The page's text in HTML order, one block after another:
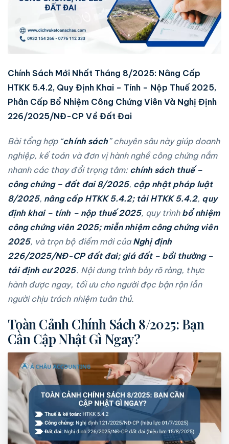
Chính Sách Mới Nhất Tháng 8/2025: Nâng Cấp
HTKK 5.4.2, Quy Định Khai – Tính – Nộp Thuế 2025,
Phân Cấp Bổ Nhiệm Công Chứng Viên Và Nghị Định
226/2025/NĐ-CP Về Đất Đai
Bài tổng hợp “chính sách” chuyên sâu này giúp doanh
nghiệp, kế toán và đơn vị hành nghề công chứng nắm
nhanh các thay đổi trọng tâm: chính sách thuế –
công chứng – đất đai 8/2025, cập nhật pháp luật
8/2025, nâng cấp HTKK 5.4.2; tải HTKK 5.4.2, quy
định khai – tính – nộp thuế 2025, quy trình bổ nhiệm
công chứng viên 2025; miễn nhiệm công chứng viên
2025, và trọn bộ điểm mới của Nghị định
226/2025/NĐ-CP đất đai; giá đất – bồi thường –
tái định cư 2025. Nội dung trình bày rõ ràng, thực
hành được ngay, tối ưu cho người đọc bận rộn lẫn
người chịu trách nhiệm tuân thủ.
Toàn Cảnh Chính Sách 8/2025: Bạn
Cần Cập Nhật Gì Ngay?